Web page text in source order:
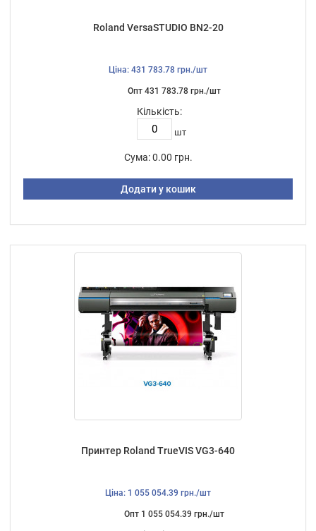
Roland VersaSTUDIO BN2-20
Ціна: 431 783.78 грн./шт
Опт 431 783.78 грн./шт
Кількість:
шт
Сума: 0.00 грн.
Додати у кошик
Принтер Roland TrueVIS VG3-640
Ціна: 1 055 054.39 грн./шт
Опт 1 055 054.39 грн./шт